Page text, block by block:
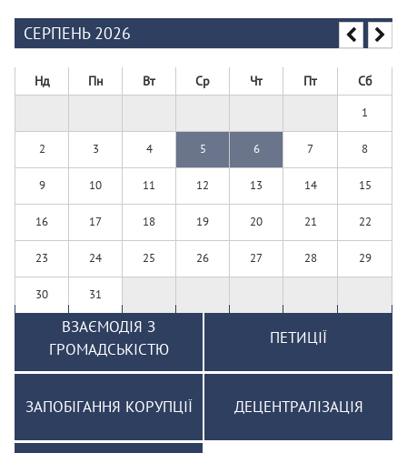
СЕРПЕНЬ 2026
Нд Пн Вт Ср Чт Пт Сб
1
2 3 4 5 6 7 8
9 10 11 12 13 14 15
16 17 18 19 20 21 22
23 24 25 26 27 28 29
30 31
ВЗАЄМОДІЯ З
ГРОМАДСЬКІСТЮ
ПЕТИЦІЇ
ЗАПОБІГАННЯ КОРУПЦІЇ ДЕЦЕНТРАЛІЗАЦІЯ